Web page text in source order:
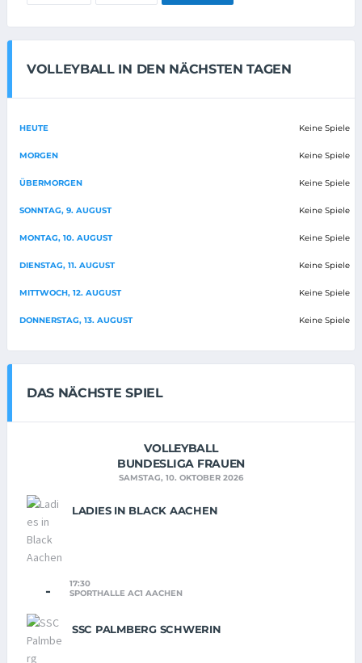
VOLLEYBALL IN DEN NÄCHSTEN TAGEN
HEUTE Keine Spiele
MORGEN Keine Spiele
ÜBERMORGEN Keine Spiele
SONNTAG, 9. AUGUST Keine Spiele
MONTAG, 10. AUGUST Keine Spiele
DIENSTAG, 11. AUGUST Keine Spiele
MITTWOCH, 12. AUGUST Keine Spiele
DONNERSTAG, 13. AUGUST Keine Spiele
DAS NÄCHSTE SPIEL
VOLLEYBALL
BUNDESLIGA FRAUEN
SAMSTAG, 10. OKTOBER 2026
LADIES IN BLACK AACHEN
-
17:30
SPORTHALLE AC1 AACHEN
SSC PALMBERG SCHWERIN